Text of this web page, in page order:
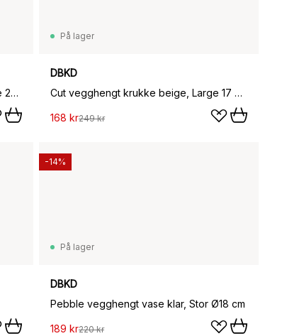
Cut vegghengt krukke beige, X-large 24 cm
På lager
DBKD
Cut vegghengt krukke beige, Large 17 cm
168 kr249 kr
På lager
DBKD
Pebble vegghengt vase klar, Stor Ø18 cm
189 kr220 kr
-14%